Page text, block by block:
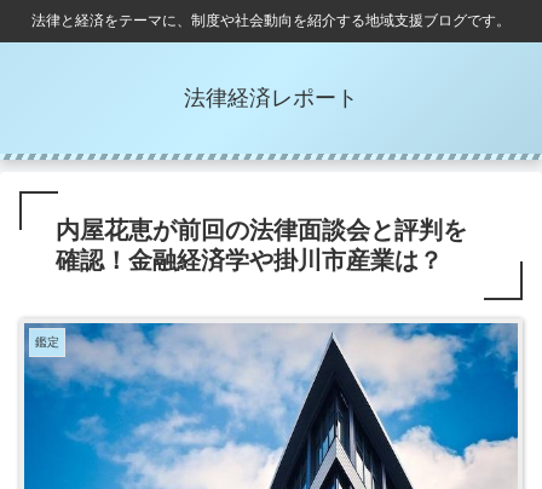
法律と経済をテーマに、制度や社会動向を紹介する地域支援ブログです。
法律経済レポート
内屋花恵が前回の法律面談会と評判を
確認！金融経済学や掛川市産業は？
鑑定